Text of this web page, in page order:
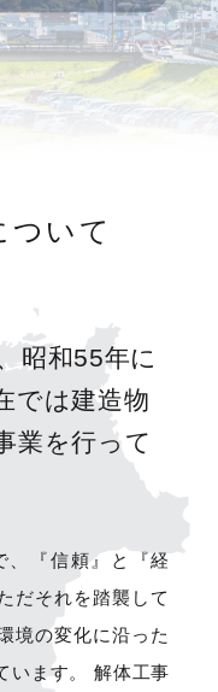
ついて
昭和55年に
では建造物
業を行って
、『信頼』と『経
だそれを踏襲して
境の変化に沿った
います。 解体工事